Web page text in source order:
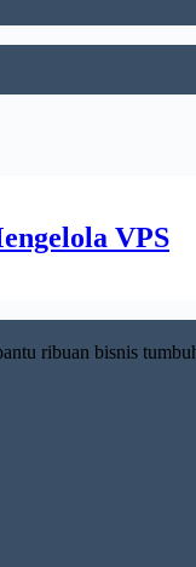
VPS
ribuan bisnis